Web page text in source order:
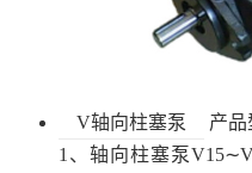
V轴向柱塞泵
产品
1、轴向柱塞泵